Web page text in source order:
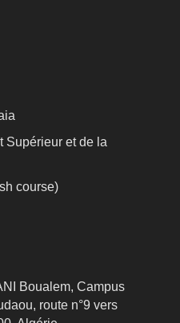
Supérieur et de la
course)
Boualem, Campus
route n°9 vers